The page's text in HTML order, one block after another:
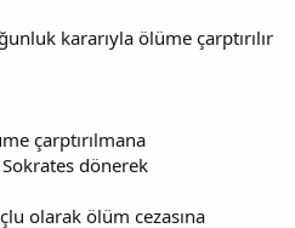
kararıyla ölüme çarptırılır
çarptırılmana
dönerek
olarak ölüm cezasına